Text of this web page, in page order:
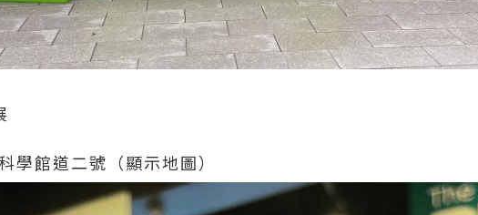
學館道二號（顯示地圖）